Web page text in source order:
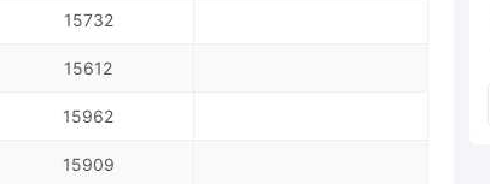
15732
15612
15962
15909